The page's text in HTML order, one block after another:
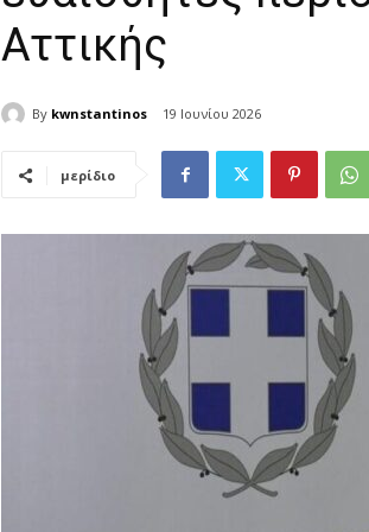
Αττικής
By kwnstantinos 19 Ιουνίου 2026
μερίδιο